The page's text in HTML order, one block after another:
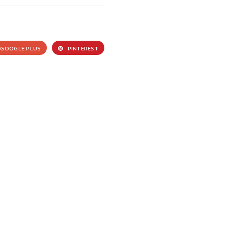
GOOGLE PLUS PINTEREST